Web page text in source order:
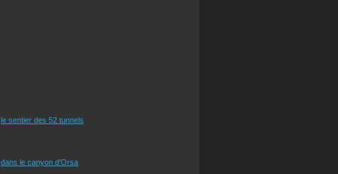
le sentier des 52 tunnels
dans le canyon d'Orsa